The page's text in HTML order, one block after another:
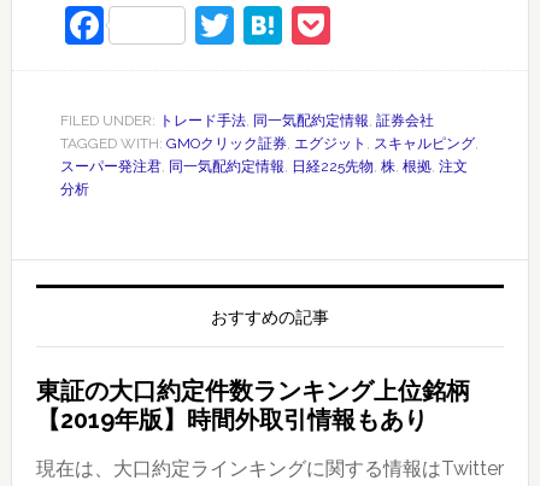
FacebookTwitterHatena
Pocket
FILED UNDER: トレード手法, 同一気配約定情報 証券会社
TAGGED WITH: GMOクリック証券, エグジット スキャルピング,
スーパー発注君, 同一気配約定情報 日経225先物 株, 根拠, 注文
分析
おすすめの記事
東証の大口約定件数ランキング上位銘柄
【2019年版】時間外取引情報もあり
現在は、大口約定ラインキングに関する情報はTwitter